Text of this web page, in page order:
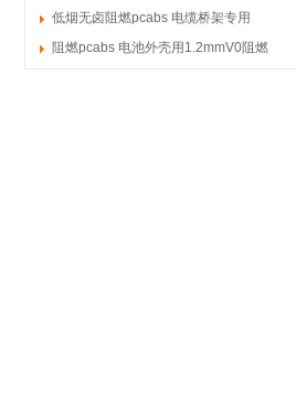
pcabs
低烟无卤阻燃pcabs 电缆桥架专用
1.2mmV0低烟无卤阻
阻燃pcabs 电池外壳用1.2mmV0阻燃